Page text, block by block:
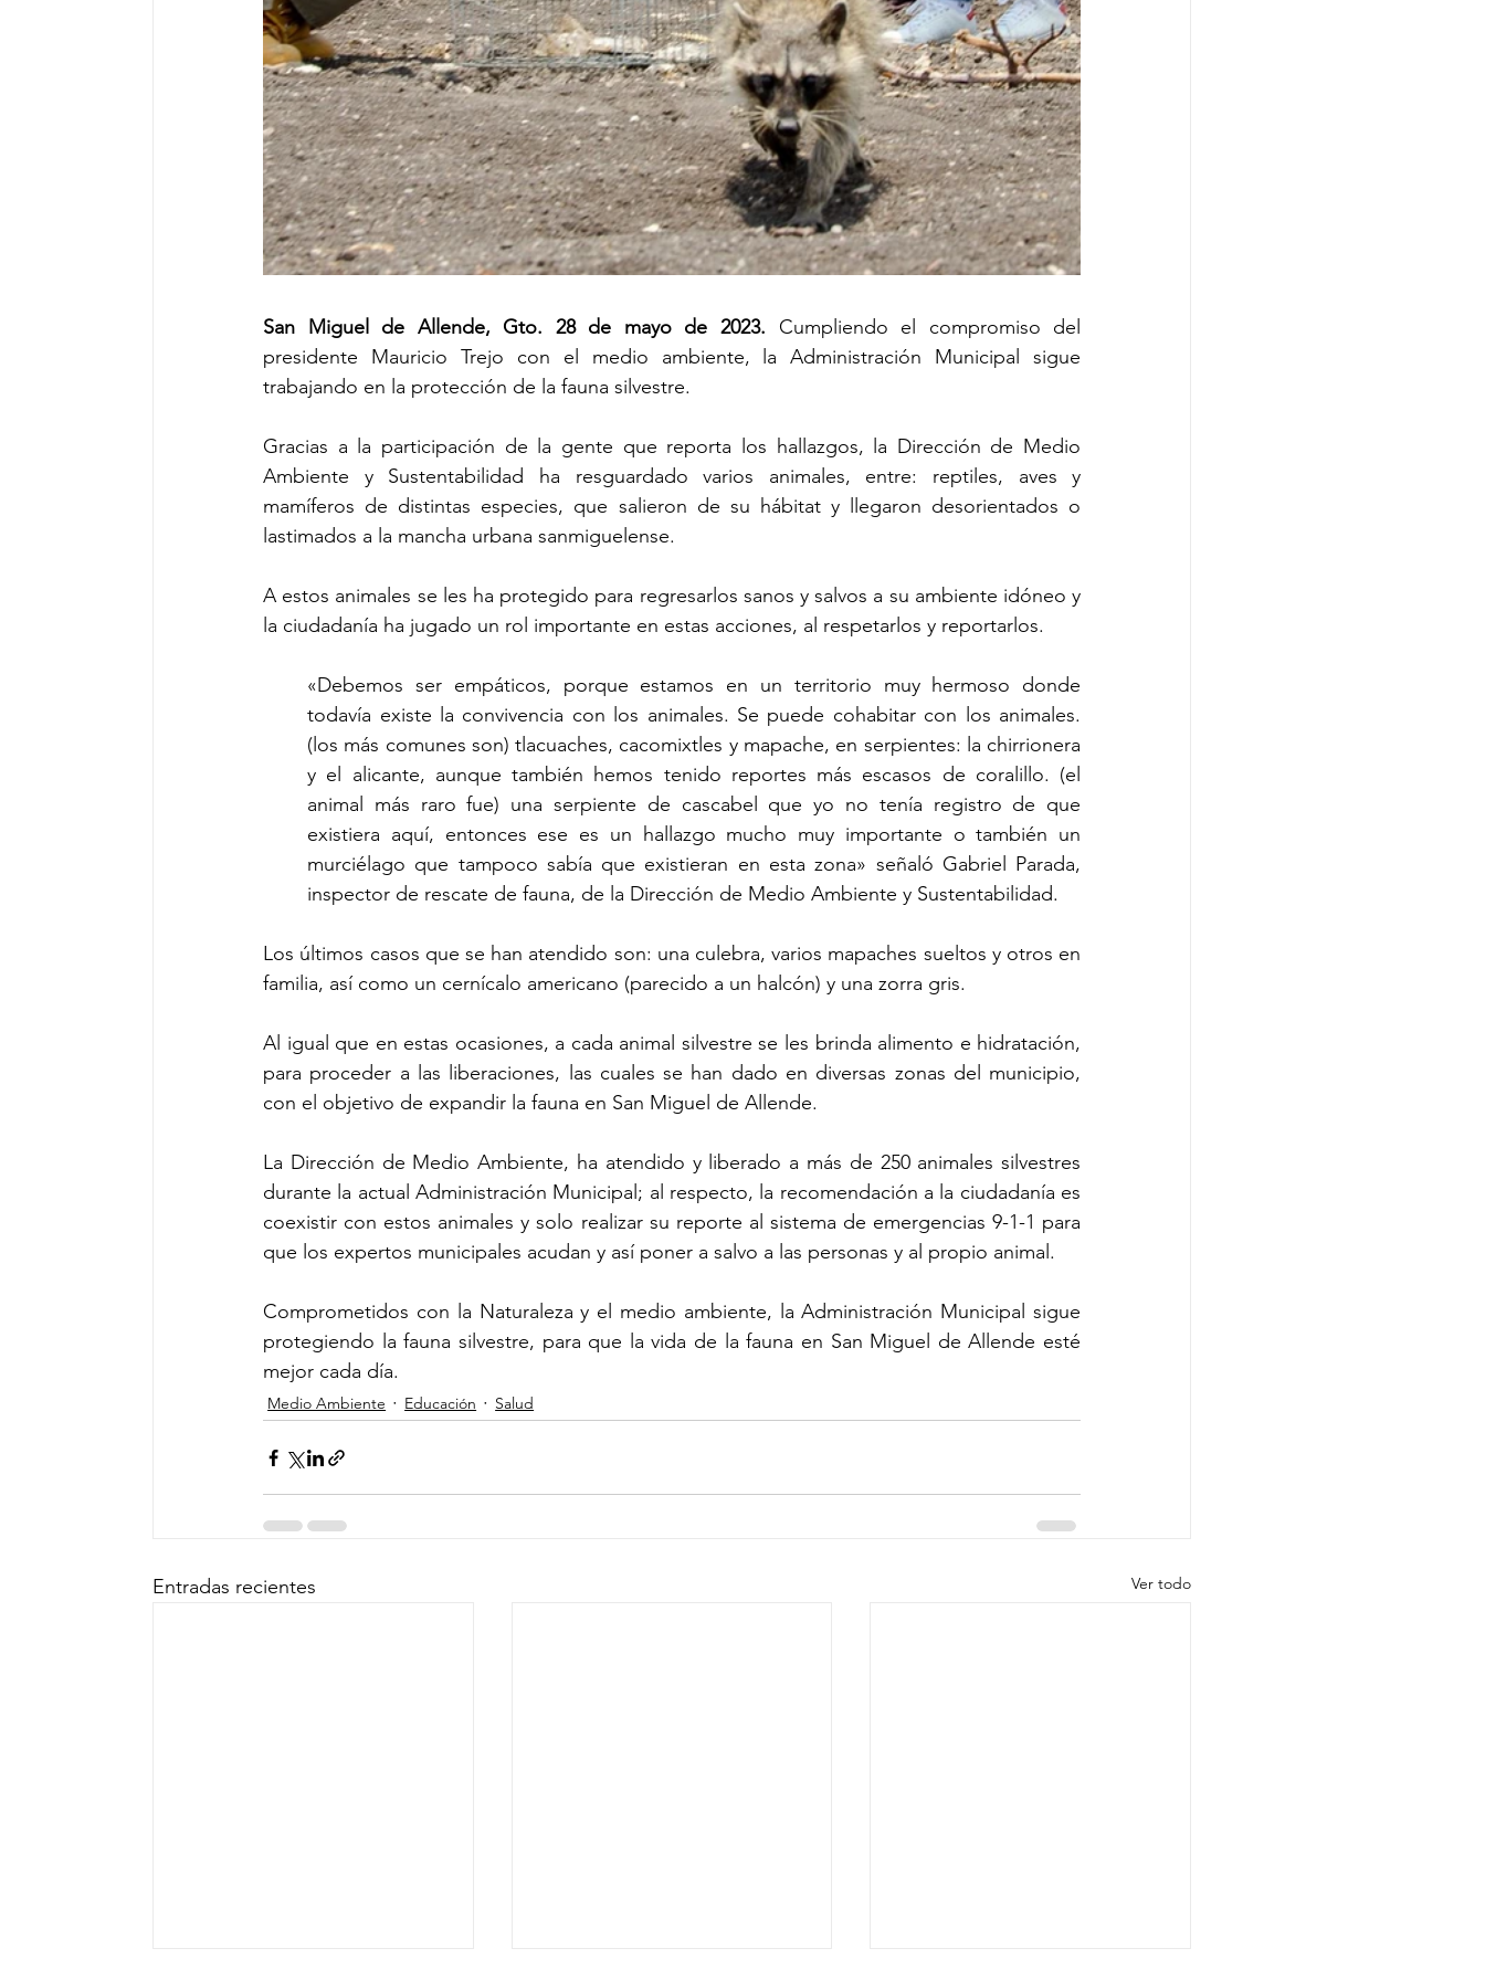
San Miguel de Allende, Gto. 28 de mayo de 2023. Cumpliendo el compromiso del
presidente Mauricio Trejo con el medio ambiente, la Administración Municipal sigue
trabajando en la protección de la fauna silvestre.
Gracias a la participación de la gente que reporta los hallazgos, la Dirección de Medio
Ambiente y Sustentabilidad ha resguardado varios animales, entre: reptiles, aves y
mamíferos de distintas especies, que salieron de su hábitat y llegaron desorientados o
lastimados a la mancha urbana sanmiguelense.
A estos animales se les ha protegido para regresarlos sanos y salvos a su ambiente idóneo y
la ciudadanía ha jugado un rol importante en estas acciones, al respetarlos y reportarlos.
«Debemos ser empáticos, porque estamos en un territorio muy hermoso donde
todavía existe la convivencia con los animales. Se puede cohabitar con los animales.
(los más comunes son) tlacuaches, cacomixtles y mapache, en serpientes: la chirrionera
y el alicante, aunque también hemos tenido reportes más escasos de coralillo. (el
animal más raro fue) una serpiente de cascabel que yo no tenía registro de que
existiera aquí, entonces ese es un hallazgo mucho muy importante o también un
murciélago que tampoco sabía que existieran en esta zona» señaló Gabriel Parada,
inspector de rescate de fauna, de la Dirección de Medio Ambiente y Sustentabilidad.
Los últimos casos que se han atendido son: una culebra, varios mapaches sueltos y otros en
familia, así como un cernícalo americano (parecido a un halcón) y una zorra gris.
Al igual que en estas ocasiones, a cada animal silvestre se les brinda alimento e hidratación,
para proceder a las liberaciones, las cuales se han dado en diversas zonas del municipio,
con el objetivo de expandir la fauna en San Miguel de Allende.
La Dirección de Medio Ambiente, ha atendido y liberado a más de 250 animales silvestres
durante la actual Administración Municipal; al respecto, la recomendación a la ciudadanía es
coexistir con estos animales y solo realizar su reporte al sistema de emergencias 9-1-1 para
que los expertos municipales acudan y así poner a salvo a las personas y al propio animal.
Comprometidos con la Naturaleza y el medio ambiente, la Administración Municipal sigue
protegiendo la fauna silvestre, para que la vida de la fauna en San Miguel de Allende esté
mejor cada día.
Medio Ambiente Educación Salud
Entradas recientes Ver todo